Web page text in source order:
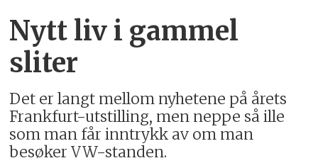
Nytt liv i gammel
sliter
Det er langt mellom nyhetene på årets
Frankfurt-utstilling, men neppe så ille
som man får inntrykk av om man
besøker VW-standen.